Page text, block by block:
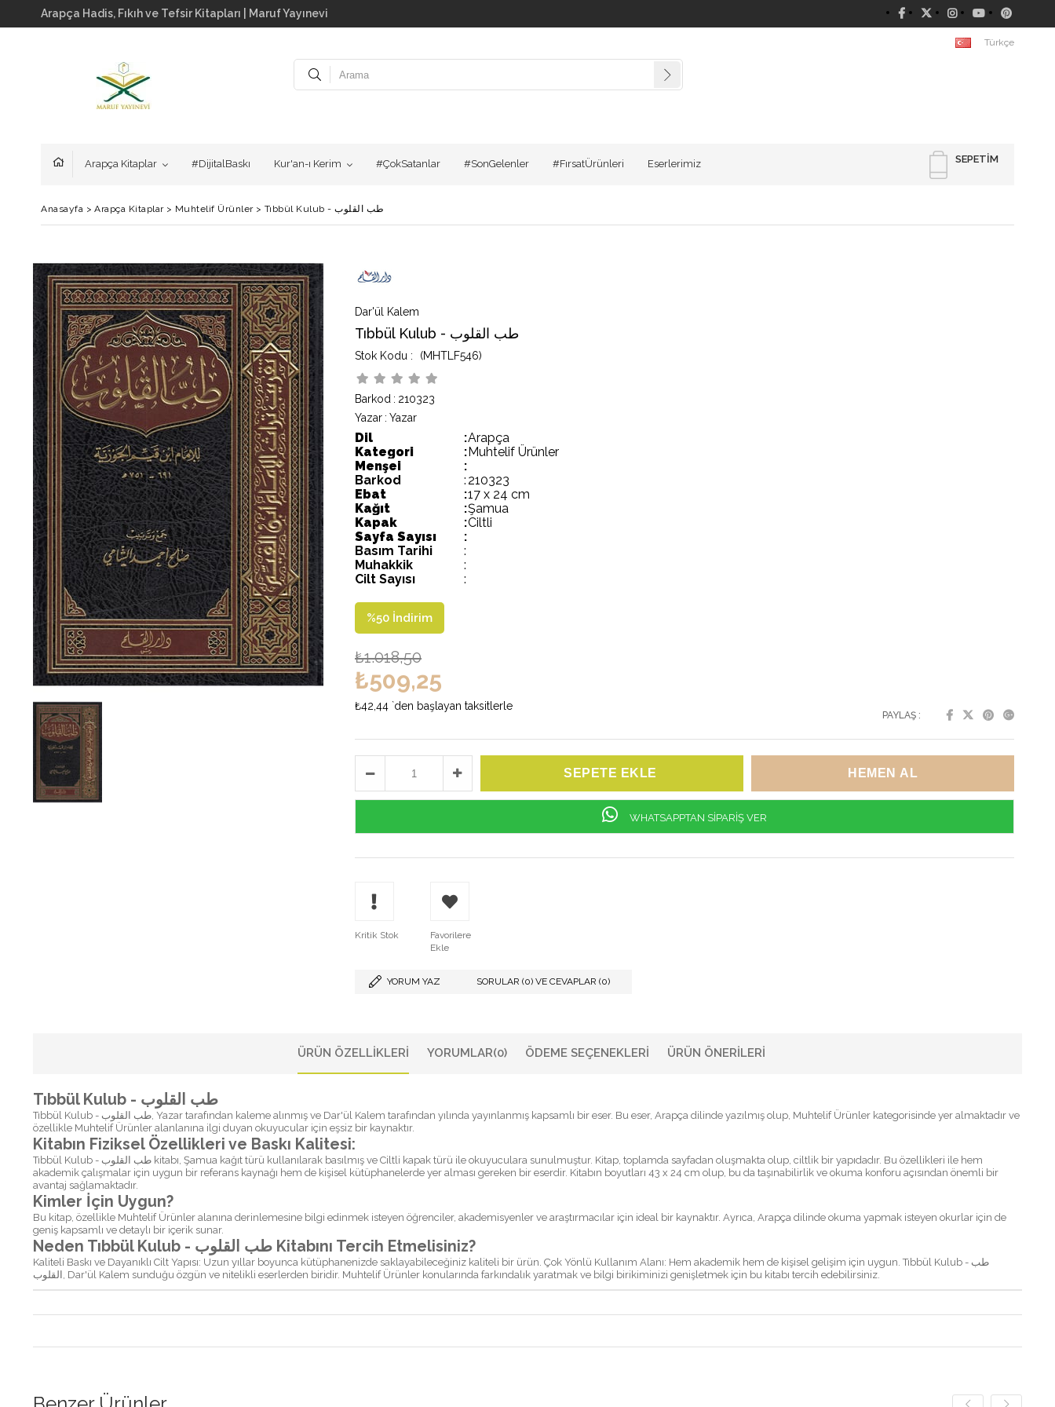
Arapça Hadis, Fıkıh ve Tefsir Kitapları | Maruf Yayınevi
Türkçe
SEPETIM
Arapça Kitaplar #DijitalBaskı Kur'an-ı Kerim #ÇokSatanlar #SonGelenler #FırsatÜrünleri Eserlerimiz
Anasayfa > Arapça Kitaplar> Muhtelif Ürünler> Tıbbül Kulub - طب القلوب
Dar'ül Kalem
Tıbbül Kulub - طب القلوب
(MHTLF546)
Barkod : 210323
Yazar : Yazar
Dil :Arapça
Kategori
:Muhtelif Ürünler
Menşei
:
Barkod
: 210323
Ebat
:17 x 24 cm
Kağıt
:Şamua
Kapak
:Ciltli
Sayfa Sayısı
:
Basım Tarihi
:
Muhakkik
:
Cilt Sayısı
:
%50 İndirim
₺1.018,50
₺509,25
₺42,44 `den başlayan taksitlerle
PAYLAŞ :
WHATSAPPTAN SİPARİŞ VER
Kritik Stok
Favorilere
Ekle
YORUM YAZ SORULAR (0) VE CEVAPLAR (0)
ÜRÜN ÖZELLIKLERI YORUMLAR(0) ÖDEME SEÇENEKLERI ÜRÜN ÖNERILERI
Tıbbül Kulub - طب القلوب
Tıbbül Kulub - طب القلوب, Yazar tarafından kaleme alınmış ve Dar'ül Kalem tarafından yılında yayınlanmış kapsamlı bir eser. Bu eser, Arapça dilinde yazılmış olup, Muhtelif Ürünler kategorisinde yer almaktadır ve
özellikle Muhtelif Ürünler alanlanına ilgi duyan okuyucular için eşsiz bir kaynaktır.
Kitabın Fiziksel Özellikleri ve Baskı Kalitesi:
Tıbbül Kulub - طب القلوب kitabı, Şamua kağıt türü kullanılarak basılmış ve Ciltli kapak türü ile okuyuculara sunulmuştur. Kitap, toplamda sayfadan oluşmakta olup, ciltlik bir yapıdadır. Bu özellikleri ile hem
akademik çalışmalar için uygun bir referans kaynağı hem de kişisel kütüphanelerde yer alması gereken bir eserdir. Kitabın boyutları 43 x 24 cm olup, bu da taşınabilirlik ve okuma konforu açısından önemli bir
avantaj sağlamaktadır.
Kimler İçin Uygun?
Bu kitap, özellikle Muhtelif Ürünler alanına derinlemesine bilgi edinmek isteyen öğrenciler, akademisyenler ve araştırmacılar için ideal bir kaynaktır. Ayrıca, Arapça dilinde okuma yapmak isteyen okurlar için de
geniş kapsamlı ve detaylı bir içerik sunar.
Neden Tıbbül Kulub - طب القلوب Kitabını Tercih Etmelisiniz?
Kaliteli Baskı ve Dayanıklı Cilt Yapısı: Uzun yıllar boyunca kütüphanenizde saklayabileceğiniz kaliteli bir ürün. Çok Yönlü Kullanım Alanı: Hem akademik hem de kişisel gelişim için uygun. Tıbbül Kulub - طب
القلوب, Dar'ül Kalem sunduğu özgün ve nitelikli eserlerden biridir. Muhtelif Ürünler konularında farkındalık yaratmak ve bilgi birikiminizi genişletmek için bu kitabı tercih edebilirsiniz.